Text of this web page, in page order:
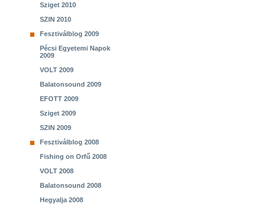
Sziget 2010
SZIN 2010
Fesztiválblog 2009
Pécsi Egyetemi Napok
2009
VOLT 2009
Balatonsound 2009
EFOTT 2009
Sziget 2009
SZIN 2009
Fesztiválblog 2008
Fishing on Orfű 2008
VOLT 2008
Balatonsound 2008
Hegyalja 2008